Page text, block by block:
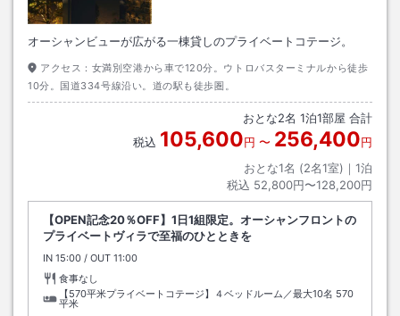
オーシャンビューが広がる一棟貸しのプライベートコテージ。
アクセス： 女満別空港から車で120分。ウトロバスターミナルから徒歩
10分。国道334号線沿い。道の駅も徒歩圏。
おとな2名 1泊1部屋 合計
税込 105,600円 〜 256,400円
おとな1名 (2名1室)｜ 1泊
税込 52,800円〜128,200円
【OPEN記念20％OFF】1日1組限定。オーシャンフロントの
プライベートヴィラで至福のひとときを
IN チェックイン
15:00 / OUT チェックアウト
11:00
食事なし
【570平米プライベートコテージ】４ベッドルーム／最大10名 570
平米